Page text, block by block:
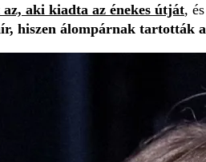
aki kiadta az énekes útját,
hiszen álompárnak